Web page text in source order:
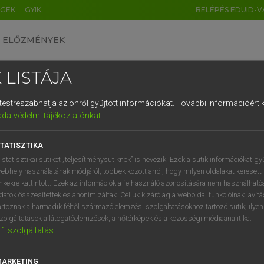
GYIK BELÉPÉS EDUID-
ELŐZMÉNYEK
műszaki szótár
VAN ELŐFIZETÉSED?
megtekintéséhez.
LISTÁJA
az önről gyűjtött információkat. További információért
tájékoztatónkat.
statisztikai sütiket „teljesítménysütiknek” is nevezik. Ezek a sütik információkat
használatának módjáról, többek között arról, hogy milyen oldalakat keresett
kattintott. Ezek az információk a felhasználó azonosítására nem
összesítettek és anonimizáltak. Céljuk kizárólag a weboldal funkcióinak
a harmadik féltől származó elemzési szolgáltatásokhoz tartozó sütik;
a látogatóelemzések, a hőtérképek és a közösségi médiaanalitika.
1 szolgáltatás
DE CN FR ES IT NL
1 2 3 4 5 6 7 8 9
q w e r t z u i
a s d f g h j k l é
í y x c v b n m , .